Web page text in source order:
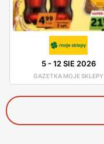
5-12 SIE 2026
GAZETKA MOJE SKLEPY